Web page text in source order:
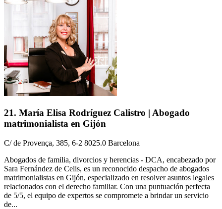
21. María Elisa Rodríguez Calistro | Abogado
matrimonialista en Gijón
C/ de Provença, 385, 6-2 8025.0 Barcelona
Abogados de familia, divorcios y herencias - DCA, encabezado por
Sara Fernández de Celis, es un reconocido despacho de abogados
matrimonialistas en Gijón, especializado en resolver asuntos legales
relacionados con el derecho familiar. Con una puntuación perfecta
de 5/5, el equipo de expertos se compromete a brindar un servicio
de...